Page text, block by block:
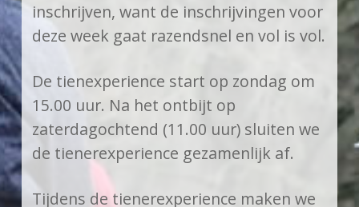
inschrijven, want de inschrijvingen voor
deze week gaat razendsnel en vol is vol.
De tienexperience start op zondag om
15.00 uur. Na het ontbijt op
zaterdagochtend (11.00 uur) sluiten we
de tienerexperience gezamenlijk af.
Tijdens de tienerexperience maken we